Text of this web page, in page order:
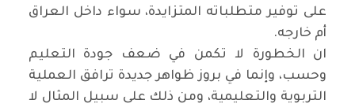
على توفير متطلباته المتزايدة، سواء داخل العراق
أم خارجه.
ان الخطورة لا تكمن في ضعف جودة التعليم
وحسب، وإنما في بروز ظواهر جديدة ترافق العملية
التربوية والتعليمية، ومن ذلك على سبيل المثال لا